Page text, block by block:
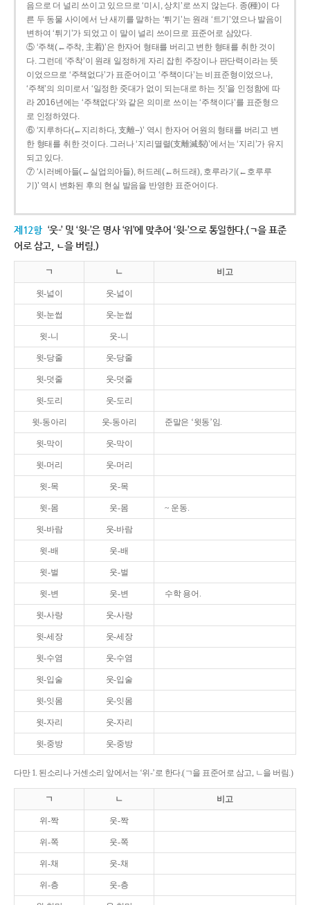
음으로 더 널리 쓰이고 있으므로 ‘미시, 상치’로 쓰지 않는다. 종(種)이 다
른 두 동물 사이에서 난 새끼를 말하는 ‘튀기’는 원래 ‘트기’였으나 발음이
변하여 ‘튀기’가 되었고 이 말이 널리 쓰이므로 표준어로 삼았다.
⑤ ‘주책(←주착, 主着)’은 한자어 형태를 버리고 변한 형태를 취한 것이
다. 그런데 ‘주착’이 원래 일정하게 자리 잡힌 주장이나 판단력이라는 뜻
이었으므로 ‘주책없다’가 표준어이고 ‘주책이다’는 비표준형이었으나,
‘주책’의 의미로서 ‘일정한 줏대가 없이 되는대로 하는 짓’을 인정함에 따
라 2016년에는 ‘주책없다’와 같은 의미로 쓰이는 ‘주책이다’를 표준형으
로 인정하였다.
⑥ ‘지루하다(←지리하다, 支離--)’ 역시 한자어 어원의 형태를 버리고 변
한 형태를 취한 것이다. 그러나 ‘지리멸렬(支離滅裂)’에서는 ‘지리’가 유지
되고 있다.
⑦ ‘시러베아들(←실업의아들), 허드레(←허드래), 호루라기(←호루루
기)’ 역시 변화된 후의 현실 발음을 반영한 표준어이다.
제12항 ‘웃-’ 및 ‘윗-’은 명사 ‘위’에 맞추어 ‘윗-’으로 통일한다.(ㄱ을 표준
어로 삼고, ㄴ을 버림.)
ㄱ ㄴ 비고
윗-넓이 웃-넓이
윗-눈썹 웃-눈썹
윗-니 웃-니
윗-당줄 웃-당줄
윗-덧줄 웃-덧줄
윗-도리 웃-도리
윗-동아리 웃-동아리 준말은 ‘윗동’임.
윗-막이 웃-막이
윗-머리 웃-머리
윗-목 웃-목
윗-몸 웃-몸 ~ 운동.
윗-바람 웃-바람
윗-배 웃-배
윗-벌 웃-벌
윗-변 웃-변 수학 용어.
윗-사랑 웃-사랑
윗-세장 웃-세장
윗-수염 웃-수염
윗-입술 웃-입술
윗-잇몸 웃-잇몸
윗-자리 웃-자리
윗-중방 웃-중방
다만 1. 된소리나 거센소리 앞에서는 ‘위-’로 한다.(ㄱ을 표준어로 삼고, ㄴ을 버림.)
ㄱ ㄴ 비고
위-짝 웃-짝
위-쪽 웃-쪽
위-채 웃-채
위-층 웃-층